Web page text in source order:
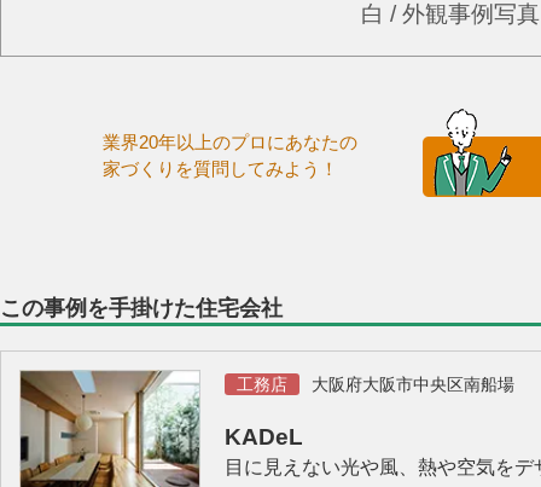
白 / 外観事例写
業界20年以上のプロにあなたの
家づくりを質問してみよう！
この事例を手掛けた住宅会社
工務店 大阪府大阪市中央区南船場
KADeL
目に見えない光や風、熱や空気を